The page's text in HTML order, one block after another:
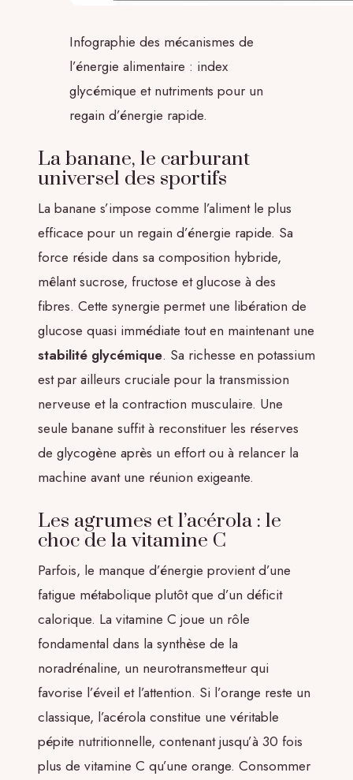
Infographie des mécanismes de
l’énergie alimentaire : index
glycémique et nutriments pour un
regain d’énergie rapide.
La banane, le carburant
universel des sportifs
La banane s’impose comme l’aliment le plus
efficace pour un regain d’énergie rapide. Sa
force réside dans sa composition hybride,
mêlant sucrose, fructose et glucose à des
fibres. Cette synergie permet une libération de
glucose quasi immédiate tout en maintenant une
stabilité glycémique. Sa richesse en potassium
est par ailleurs cruciale pour la transmission
nerveuse et la contraction musculaire. Une
seule banane suffit à reconstituer les réserves
de glycogène après un effort ou à relancer la
machine avant une réunion exigeante.
Les agrumes et l’acérola : le
choc de la vitamine C
Parfois, le manque d’énergie provient d’une
fatigue métabolique plutôt que d’un déficit
calorique. La vitamine C joue un rôle
fondamental dans la synthèse de la
noradrénaline, un neurotransmetteur qui
favorise l’éveil et l’attention. Si l’orange reste un
classique, l’acérola constitue une véritable
pépite nutritionnelle, contenant jusqu’à 30 fois
plus de vitamine C qu’une orange. Consommer